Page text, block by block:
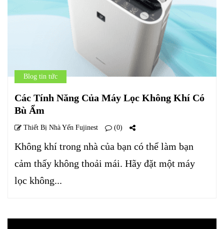
Blog tin tức
Các Tính Năng Của Máy Lọc Không Khí Có
Bù Ẩm
Thiết Bị Nhà Yến Fujinest (0)
Không khí trong nhà của bạn có thể làm bạn
cảm thấy không thoải mái. Hãy đặt một máy
lọc không...